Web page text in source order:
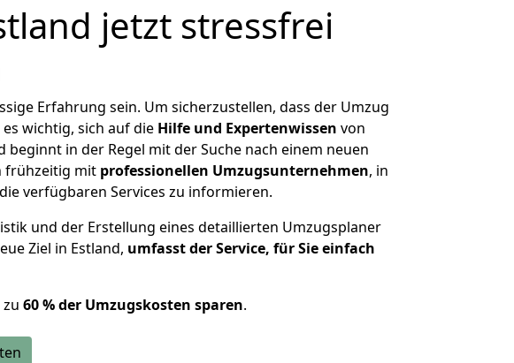
jetzt stressfrei
Erfahrung sein. Um sicherzustellen, dass der Umzug
wichtig, sich auf die Hilfe und Expertenwissen von
in der Regel mit der Suche nach einem neuen
frühzeitig mit professionellen Umzugsunternehmen, in
verfügbaren Services zu informieren.
und der Erstellung eines detaillierten Umzugsplaner
Ziel in Estland, umfasst der Service, für Sie einfach
60 % der Umzugskosten sparen.